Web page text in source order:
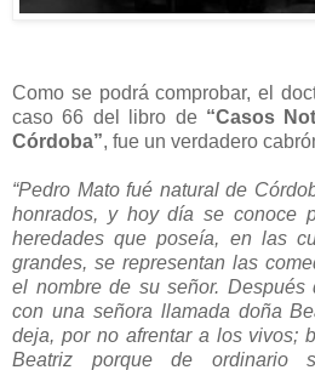
Como se podrá comprobar, el
caso 66 del libro de “Casos
Córdoba”, fue un verdadero
“Pedro Mato fué natural de
honrados, y hoy día se conoce
heredades que poseía, en las
grandes, se representan las
el nombre de su señor.
con una señora llamada doña
deja, por no afrentar a los vivos;
Beatriz porque de ordinario